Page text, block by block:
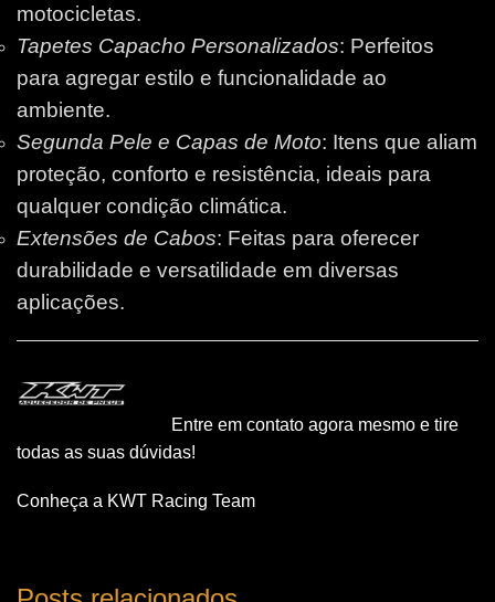
motocicletas.
Tapetes Capacho Personalizados: Perfeitos
para agregar estilo e funcionalidade ao
ambiente.
Segunda Pele e Capas de Moto: Itens que aliam
proteção, conforto e resistência, ideais para
qualquer condição climática.
Extensões de Cabos: Feitas para oferecer
durabilidade e versatilidade em diversas
aplicações.
Entre em contato agora mesmo e tire
todas as suas dúvidas!
Conheça a KWT Racing Team